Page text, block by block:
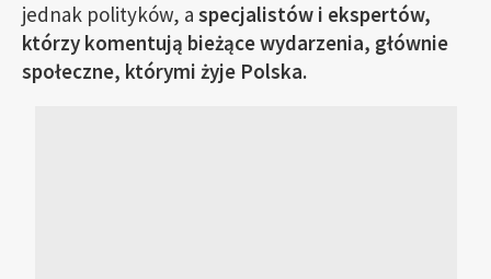
jednak polityków, a specjalistów i ekspertów,
którzy komentują bieżące wydarzenia, głównie
społeczne, którymi żyje Polska.